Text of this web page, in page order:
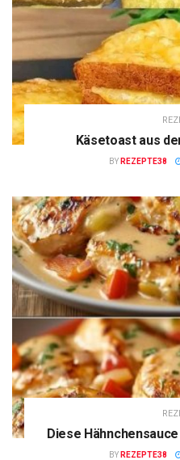
Käsetoast aus
BY REZEPTE38
Diese
BY REZEPTE38